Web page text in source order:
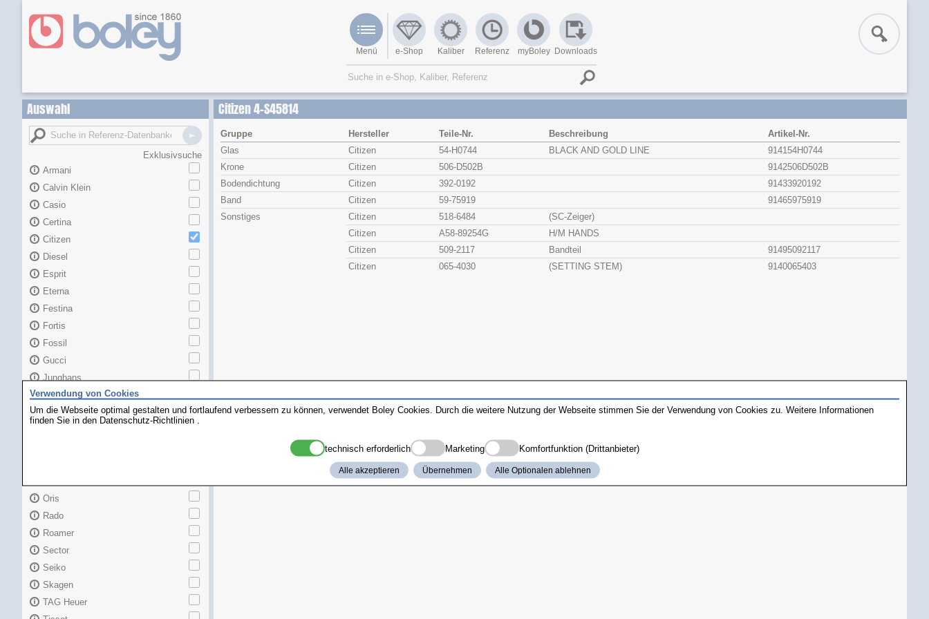
Menü e-Shop Kaliber Referenz myBoley Downloads
Auswahl
Exklusivsuche
Armani
Calvin Klein
Casio
Certina
Citizen
Diesel
Esprit
Eterna
Festina
Fortis
Fossil
Gucci
Junghans
Longines
Maurice Lacroix
Oris
Rado
Roamer
Sector
Seiko
Skagen
TAG Heuer
Citizen 4-S45814
Gruppe Hersteller Teile-Nr. Beschreibung
Artikel-Nr.
Glas
Citizen 54-H0744 BLACK AND GOLD LINE
914154H0744
Krone
Citizen 506-D502B
9142506D502B
Bodendichtung
Citizen 392-0192
91433920192
Band
Citizen 59-75919
91465975919
Sonstiges
Citizen 518-6484
(SC-Zeiger)
Citizen
A58-89254G
H/M HANDS
Citizen
509-2117 Bandteil
91495092117
Citizen
065-4030 (SETTING STEM) 9140065403
Verwendung von Cookies
Um die Webseite optimal gestalten und fortlaufend verbessern zu können, verwendet Boley Cookies. Durch die weitere Nutzung der Webseite stimmen Sie der Verwendung von Cookies zu. Weitere Informationen
finden Sie in den Datenschutz-Richtlinien
technisch erforderlich Marketing Komfortfunktion (Drittanbieter)
Alle akzeptieren Übernehmen Alle Optionalen ablehnen